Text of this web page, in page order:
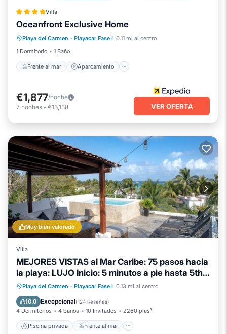
Villa
Oceanfront Exclusive Home
Playa del Carmen · Playacar Fase I 0.11 mi al centro
1 Dormitorio
1 Baño
Frente al mar Aparcamiento
Frente al mar Aparcamiento
Vista al mar
€1,877/noche
7 noches - €13,138 VER OFERTA
Muy bien valorado
Villa
MEJORES VISTAS al Mar Caribe: 75 pasos hacia
la playa: LUJO Inicio: 5 minutos a pie hasta 5th
Ave
Playa del Carmen · Playacar Fase I 0.13 mi al centro
10.0 Excepcional(124 Reseñas)
4 Dormitorios 4 baños 10 Invitados 2260 pies²
Piscina privada Frente al mar
Piscina privada
Frente al mar
Bañera de hidromasaje